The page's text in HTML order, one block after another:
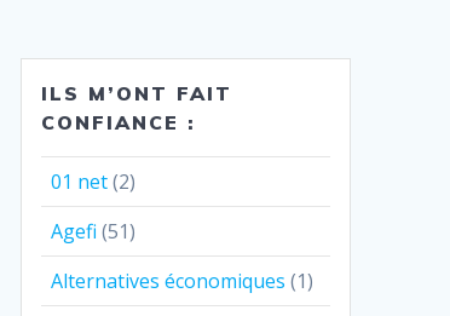
ILS M’ONT FAIT
CONFIANCE :
01 net(2)
Agefi (51)
Alternatives économiques (1)